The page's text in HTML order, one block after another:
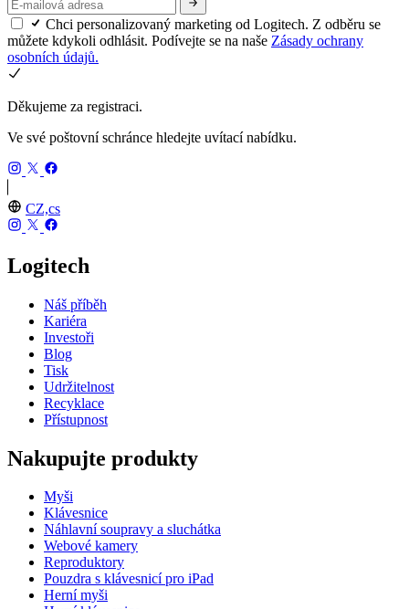
Chci personalizovaný marketing od Logitech. Z odběru se
můžete kdykoli odhlásit. Podívejte se na naše Zásady ochrany
osobních údajů.
Děkujeme za registraci.
Ve své poštovní schránce hledejte uvítací nabídku.
CZ,cs
Logitech
Náš příběh
Kariéra
Investoři
Blog
Tisk
Udržitelnost
Recyklace
Přístupnost
Nakupujte produkty
Myši
Klávesnice
Náhlavní soupravy a sluchátka
Webové kamery
Reproduktory
Pouzdra s klávesnicí pro iPad
Herní myši